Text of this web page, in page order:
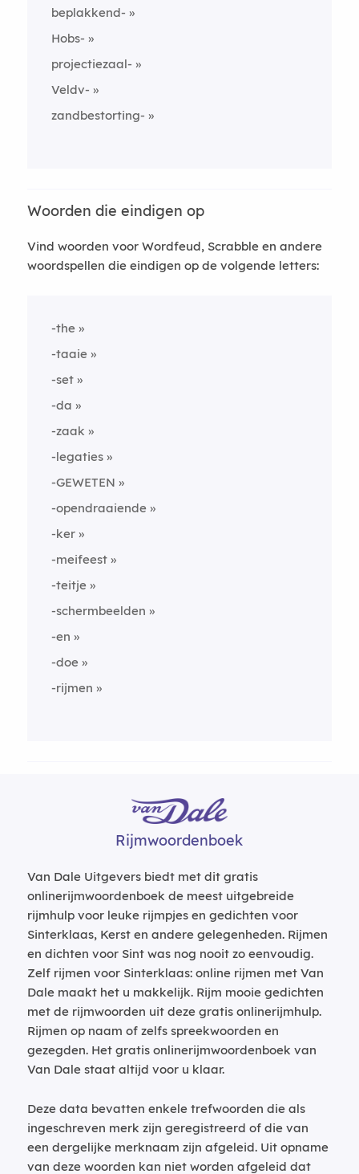
beplakkend-
Hobs-
projectiezaal-
Veldv-
zandbestorting-
Woorden die eindigen op
Vind woorden voor Wordfeud, Scrabble en andere
woordspellen die eindigen op de volgende letters:
-the
-taaie
-set
-da
-zaak
-legaties
-GEWETEN
-opendraaiende
-ker
-meifeest
-teitje
-schermbeelden
-en
-doe
-rijmen
Rijmwoordenboek
Van Dale Uitgevers biedt met dit gratis
onlinerijmwoordenboek de meest uitgebreide
rijmhulp voor leuke rijmpjes en gedichten voor
Sinterklaas, Kerst en andere gelegenheden. Rijmen
en dichten voor Sint was nog nooit zo eenvoudig.
Zelf rijmen voor Sinterklaas: online rijmen met Van
Dale maakt het u makkelijk. Rijm mooie gedichten
met de rijmwoorden uit deze gratis onlinerijmhulp.
Rijmen op naam of zelfs spreekwoorden en
gezegden. Het gratis onlinerijmwoordenboek van
Van Dale staat altijd voor u klaar.
Deze data bevatten enkele trefwoorden die als
ingeschreven merk zijn geregistreerd of die van
een dergelijke merknaam zijn afgeleid. Uit opname
van deze woorden kan niet worden afgeleid dat